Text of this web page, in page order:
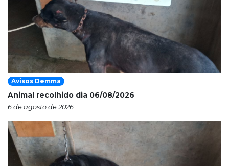
Avisos Demma
Animal recolhido dia 06/08/2026
6 de agosto de 2026